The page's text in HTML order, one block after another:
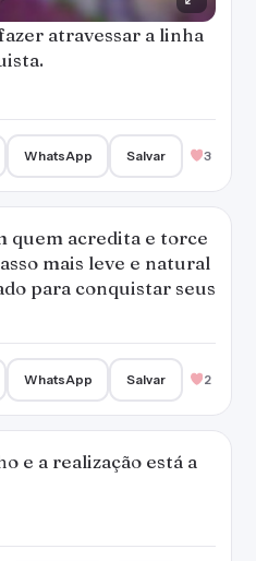
atravessar a linha
WhatsApp Salvar 3
quem acredita e torce
mais leve e natural
para conquistar seus
WhatsApp Salvar 2
e a realização está a